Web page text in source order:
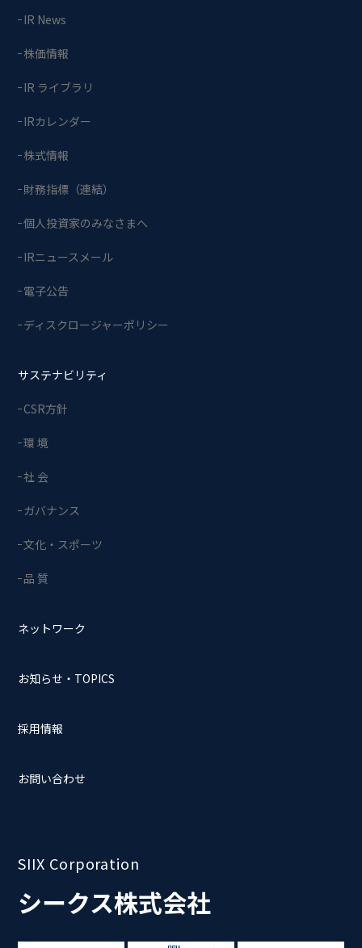
IR News
株価情報
IR ライブラリ
IRカレンダー
株式情報
財務指標（連結）
個人投資家のみなさまへ
IRニュースメール
電子公告
ディスクロージャーポリシー
サステナビリティ
CSR方針
環 境
社 会
ガバナンス
文化・スポーツ
品 質
ネットワーク
お知らせ・TOPICS
採用情報
お問い合わせ
SIIX Corporation
シークス株式会社